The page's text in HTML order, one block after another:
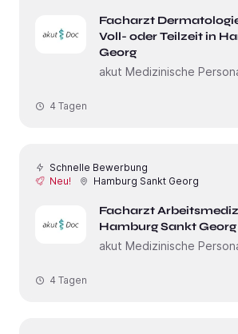
Facharzt
Voll- oder Teilzeit in
Georg
akut Medizinische
4 Tagen
Schnelle Bewerbung
Neu!
Hamburg Sankt Georg
Facharzt
Hamburg Sankt Georg
akut Medizinische
4 Tagen